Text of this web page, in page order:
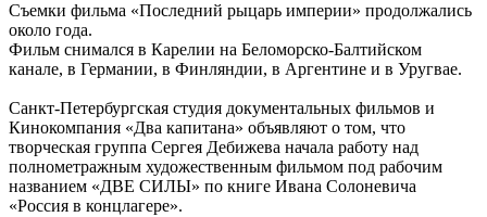
​Съемки фильма «Последний рыцарь империи» продолжались
около года.
​Фильм снимался в Карелии на Беломорско-Балтийском
канале, в Германии, в Финляндии, в Аргентине и в Уругвае.
Санкт-Петербургская студия документальных фильмов и
Кинокомпания «Два капитана» объявляют о том, что
творческая группа Сергея Дебижева начала работу над
полнометражным художественным фильмом под рабочим
названием «ДВЕ СИЛЫ» по книге Ивана Солоневича
«Россия в концлагере».